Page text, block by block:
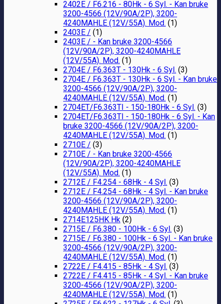
2402E / F6.216 - 80Hk - 6 Syl. - Kan bruke
3200-4566 (12V/90A/2P), 3200-
4240MAHLE (12V/55A). Mod. (1)
2403E / (1)
2403E / - Kan bruke 3200-4566
(12V/90A/2P), 3200-4240MAHLE
(12V/55A). Mod. (1)
2704E / F6.363T - 130Hk - 6 Syl. (3)
2704E / F6.363T - 130Hk - 6 Syl. - Kan bruke
3200-4566 (12V/90A/2P), 3200-
4240MAHLE (12V/55A). Mod. (1)
2704ET/F6.363TI - 150-180Hk - 6 Syl. (3)
2704ET/F6.363TI - 150-180Hk - 6 Syl. - Kan
bruke 3200-4566 (12V/90A/2P), 3200-
4240MAHLE (12V/55A). Mod. (1)
2710E / (3)
2710E / - Kan bruke 3200-4566
(12V/90A/2P), 3200-4240MAHLE
(12V/55A). Mod. (1)
2712E / F4.254 - 68Hk - 4 Syl. (3)
2712E / F4.254 - 68Hk - 4 Syl. - Kan bruke
3200-4566 (12V/90A/2P), 3200-
4240MAHLE (12V/55A). Mod. (1)
2714E125HK Hk (2)
2715E / F6.380 - 100Hk - 6 Syl. (3)
2715E / F6.380 - 100Hk - 6 Syl. - Kan bruke
3200-4566 (12V/90A/2P), 3200-
4240MAHLE (12V/55A). Mod. (1)
2722E / F4.415 - 85Hk - 4 Syl. (3)
2722E / F4.415 - 85Hk - 4 Syl. - Kan bruke
3200-4566 (12V/90A/2P), 3200-
4240MAHLE (12V/55A). Mod. (1)